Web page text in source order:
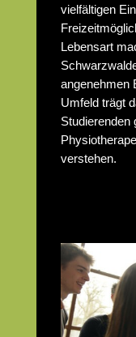
vielfältigen
Lebensart
angenehmen
Umfeld trägt
Studierenden
verstehen.